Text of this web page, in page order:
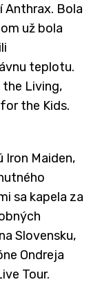
Anthrax. Bola
už bola
teplotu.
Living,
the Kids.
Iron Maiden,
sa kapela za
Slovensku,
Ondreja
Tour.